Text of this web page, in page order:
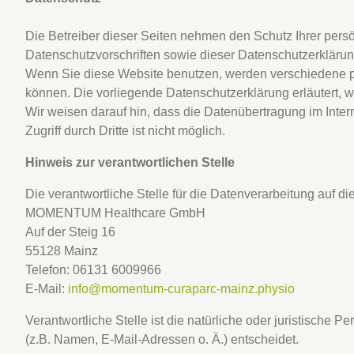
Die Betreiber dieser Seiten nehmen den Schutz Ihrer
Datenschutzvorschriften sowie dieser
Wenn Sie diese Website benutzen, werden
können. Die vorliegende Datenschutzerklärung erläutert,
Wir weisen darauf hin, dass die Datenübertragung im
Zugriff durch Dritte ist nicht möglich.
Hinweis zur verantwortlichen Stelle
Die verantwortliche Stelle für die Datenverarbeitung auf
MOMENTUM Healthcare GmbH
Auf der Steig 16
55128 Mainz
Telefon: 06131 6009966
E-Mail: info@momentum-curaparc-mainz.physio
Verantwortliche Stelle ist die natürliche oder juristische
(z.B. Namen, E-Mail-Adressen o. Ä.) entscheidet.